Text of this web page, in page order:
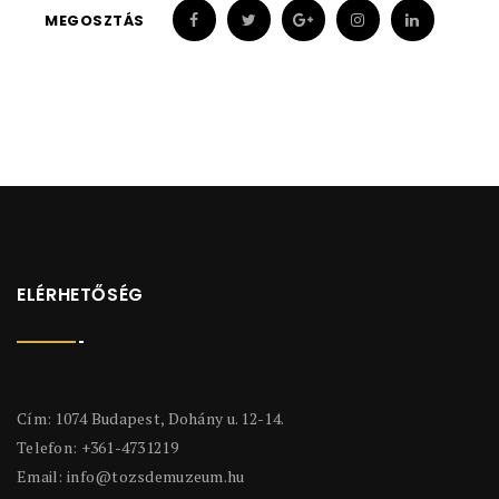
MEGOSZTÁS
ELÉRHETŐSÉG
Cím: 1074 Budapest, Dohány u. 12-14.
Telefon: +361-4731219
Email: info@tozsdemuzeum.hu